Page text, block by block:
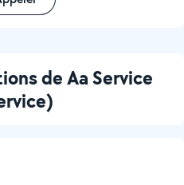
de Aa Service